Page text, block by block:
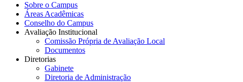
Sobre o Campus
Áreas Acadêmicas
Conselho do Campus
Avaliação Institucional
Comissão Própria de Avaliação Local
Documentos
Diretorias
Gabinete
Diretoria de Administração